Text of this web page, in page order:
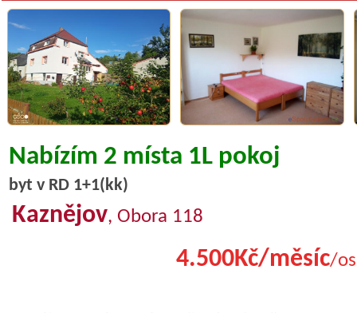
Nabízím 2 místa 1L pokoj
byt v RD 1+1(kk)
Kaznějov, Obora 118
4.500Kč/měsíc/